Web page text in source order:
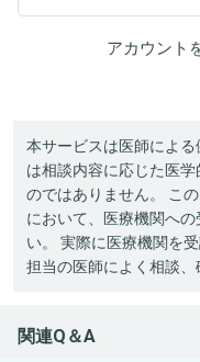
アカウント
本サービスは医師によ
は相談内容に応じた医
のではありません。 こ
において、医療機関へ
い。 実際に医療機関を
担当の医師によく相談、
関連Q＆A